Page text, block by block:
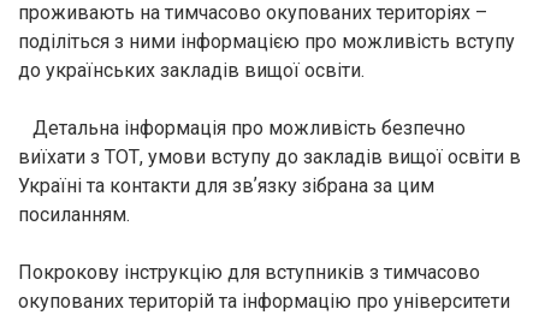
проживають на тимчасово окупованих територіях –
поділіться з ними інформацією про можливість вступу
до українських закладів вищої освіти.
Детальна інформація про можливість безпечно
виїхати з ТОТ, умови вступу до закладів вищої освіти в
Україні та контакти для звʼязку зібрана за цим
посиланням.
Покрокову інструкцію для вступників з тимчасово
окупованих територій та інформацію про університети